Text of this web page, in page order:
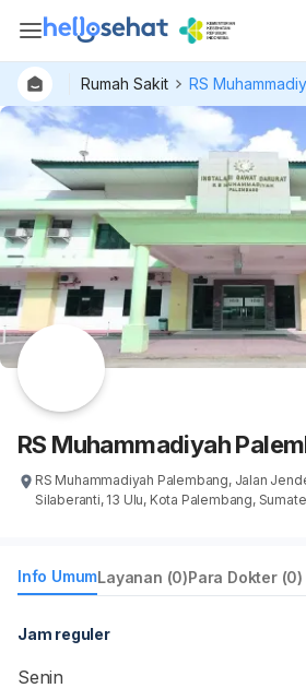
Rumah Sakit
RS Muhammadiyah
RS Muhammadiyah Palembang, Jalan
Silaberanti, 13 Ulu, Kota Palembang,
Info UmumLayanan (0)Para Dokter (0)
Jam reguler
Senin